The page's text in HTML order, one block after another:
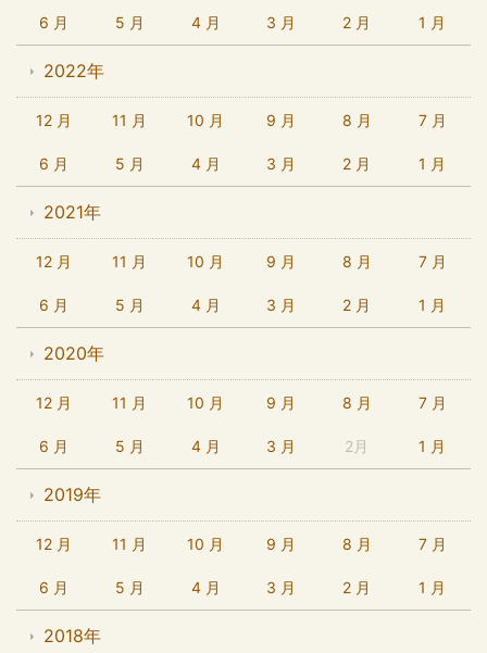
6 月 5 月 4 月 3 月 2 月 1 月
2022年
12 月 11 月 10 月 9 月 8 月 7 月
6 月 5 月 4 月 3 月 2 月 1 月
2021年
12 月 11 月 10 月 9 月 8 月 7 月
6 月 5 月 4 月 3 月 2 月 1 月
2020年
12 月 11 月 10 月 9 月 8 月 7 月
6 月 5 月 4 月 3 月 2月 1 月
2019年
12 月 11 月 10 月 9 月 8 月 7 月
6 月 5 月 4 月 3 月 2 月 1 月
2018年